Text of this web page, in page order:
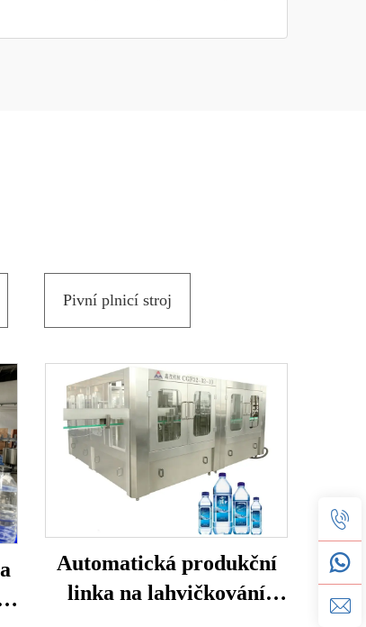
Pivní plnicí stroj
Automatická produkční
linka na lahvičkování